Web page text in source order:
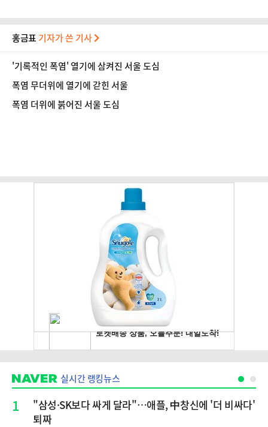
홍금표 기자가 쓴 기사
'기록적인 폭염' 열기에 삼켜진 서울 도심
폭염 무더위에 열기에 갇힌 서울
폭염 더위에 붉어진 서울 도심
실시간 랭킹뉴스
1
"삼성·SK보다 싸게 달라"…애플, 中창신에 '더 비싸다'
퇴짜